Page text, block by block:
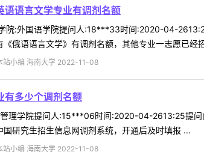
语语言文学专业有调剂名额
院:外国语学院提问人:18***33时间:2020-04-
《俄语语言文学》有调剂名额，其他专业一志愿已
站小编 海南大学 2022-11-08
有多少个调剂名额
理学院提问人:15***06时间:2020-04-2613:25提问
国研究生招生信息网调剂系统，开通后及时填报 ...
站小编 海南大学 2022-11-08